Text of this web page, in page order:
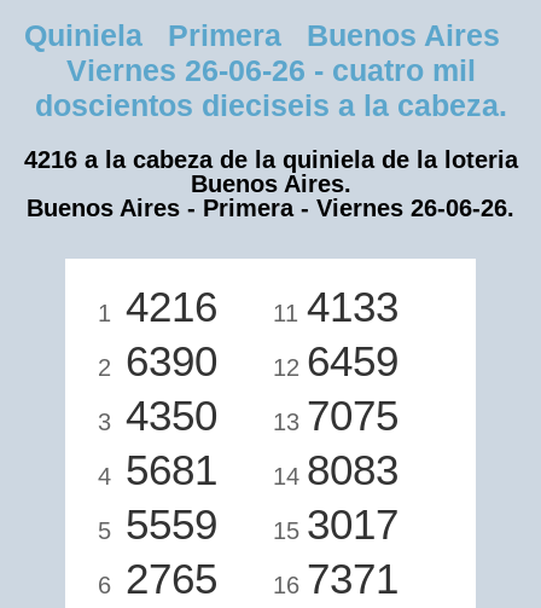
Quiniela Primera Buenos Aires
Viernes 26-06-26 - cuatro mil
doscientos dieciseis a la cabeza.
4216 a la cabeza de la quiniela de la loteria
Buenos Aires.
Buenos Aires - Primera - Viernes 26-06-26.
1 4216
2 6390
3 4350
4 5681
5 5559
6 2765
11 4133
12 6459
13 7075
14 8083
15 3017
16 7371